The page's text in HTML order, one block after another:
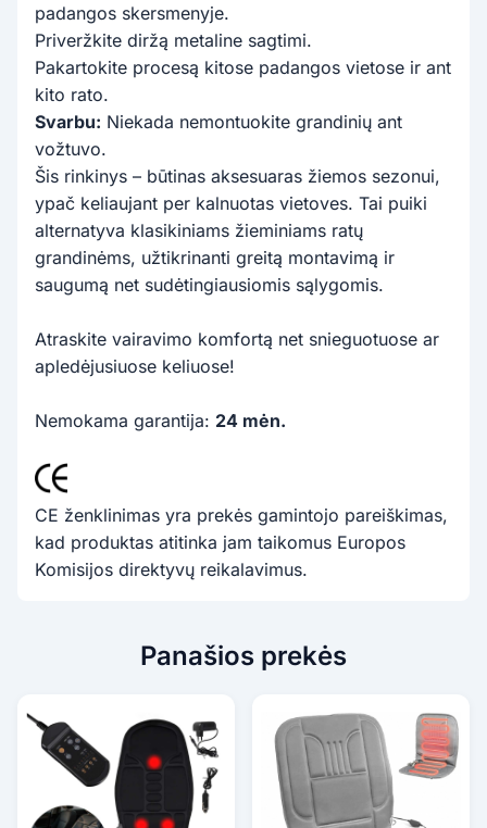
padangos skersmenyje.
Priveržkite diržą metaline sagtimi.
Pakartokite procesą kitose padangos vietose ir ant
kito rato.
Svarbu: Niekada nemontuokite grandinių ant
vožtuvo.
Šis rinkinys – būtinas aksesuaras žiemos sezonui,
ypač keliaujant per kalnuotas vietoves. Tai puiki
alternatyva klasikiniams žieminiams ratų
grandinėms, užtikrinanti greitą montavimą ir
saugumą net sudėtingiausiomis sąlygomis.
Atraskite vairavimo komfortą net snieguotuose ar
apledėjusiuose keliuose!
Nemokama garantija: 24 mėn.
CE ženklinimas yra prekės gamintojo pareiškimas,
kad produktas atitinka jam taikomus Europos
Komisijos direktyvų reikalavimus.
Panašios prekės